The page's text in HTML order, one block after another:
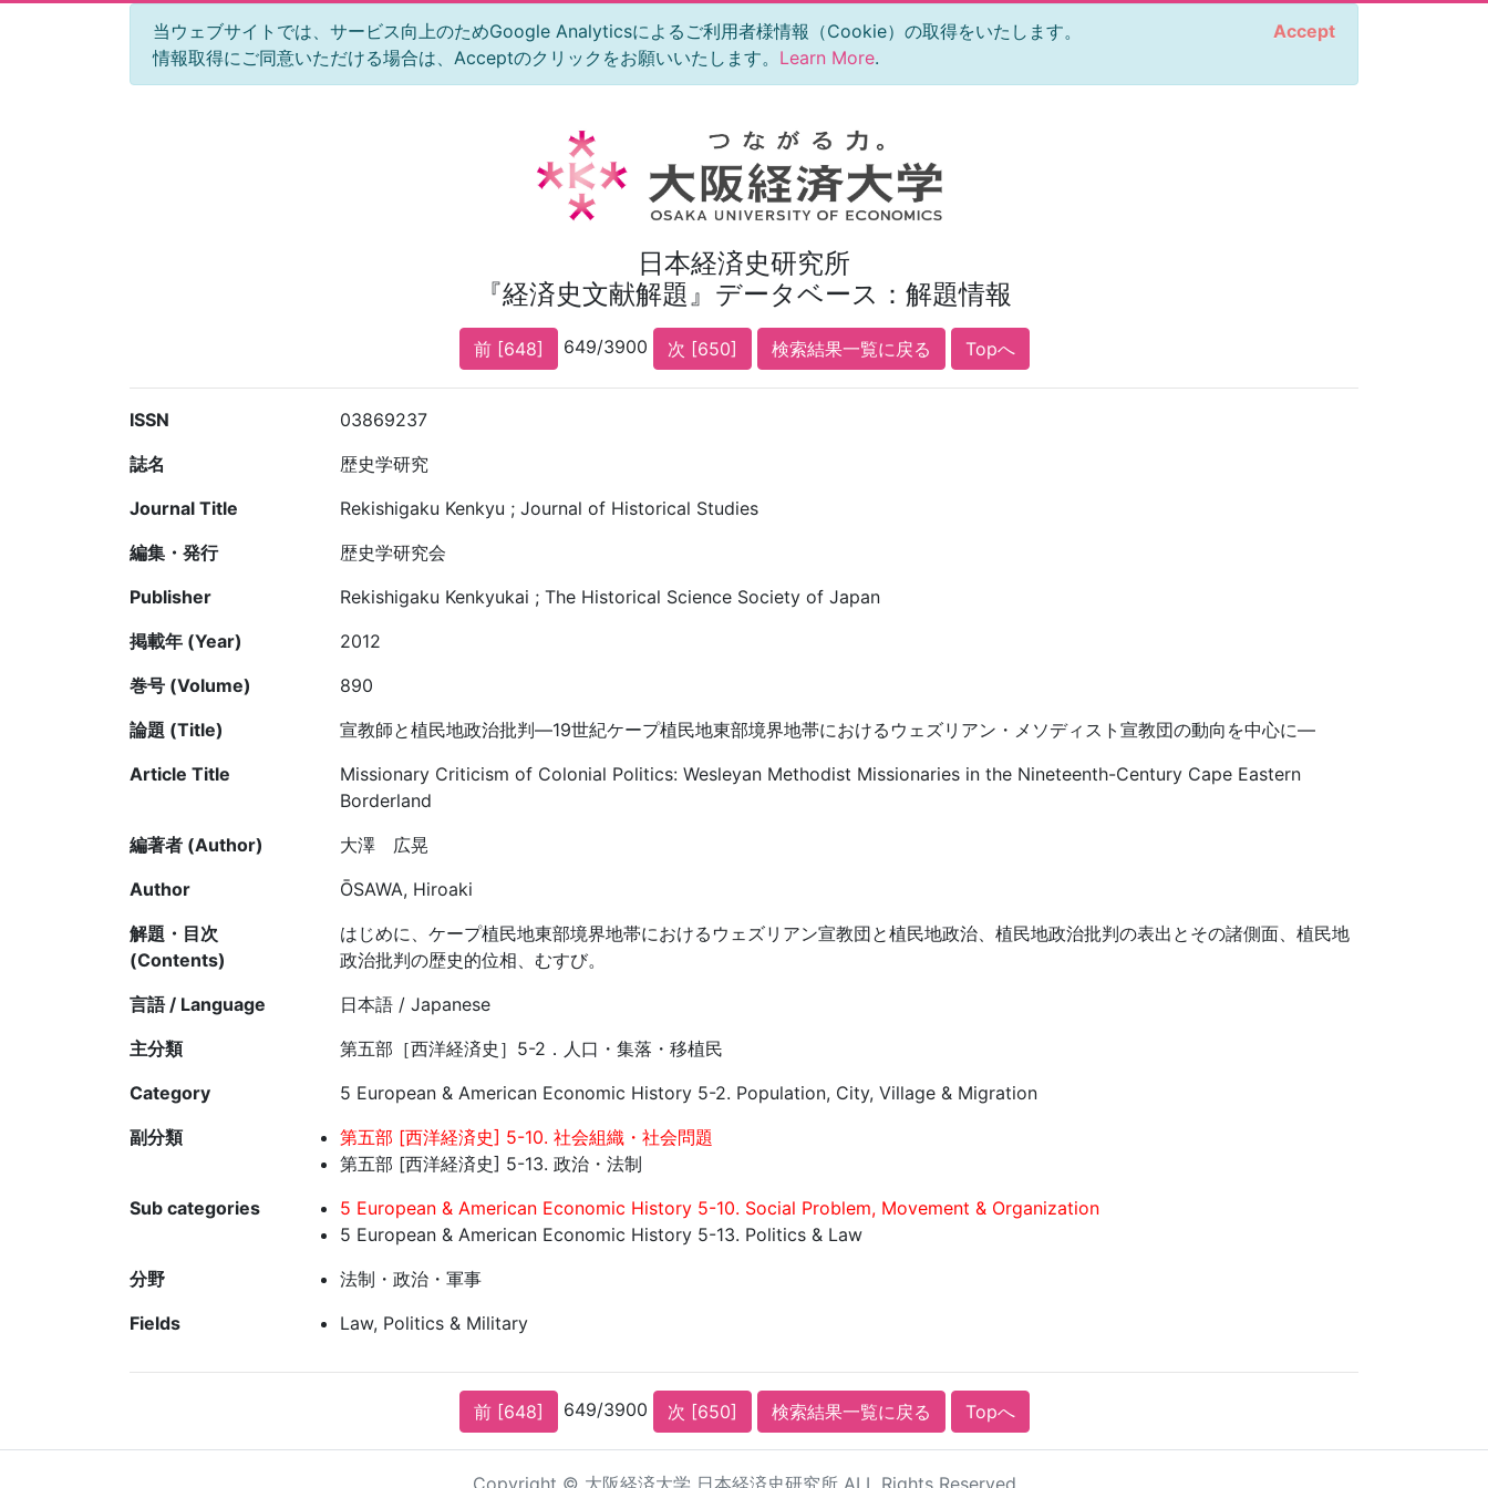
当ウェブサイトでは、サービス向上のためGoogle Analyticsによるご利用者様情報（Cookie）の取得をいたします。
情報取得にご同意いただける場合は、Acceptのクリックをお願いいたします。 Learn More.
Accept
日本経済史研究所
『経済史文献解題』データベース：解題情報
前 [648] 649/3900 次 [650] 検索結果一覧に戻る Topへ
ISSN
03869237
誌名
歴史学研究
Journal Title
Rekishigaku Kenkyu ; Journal of Historical Studies
編集・発行
歴史学研究会
Publisher
Rekishigaku Kenkyukai ; The Historical Science Society of Japan
掲載年 (Year)
2012
巻号 (Volume)
890
論題 (Title)
宣教師と植民地政治批判―19世紀ケープ植民地東部境界地帯におけるウェズリアン・メソディスト宣教団の動向を中心に―
Article Title
Missionary Criticism of Colonial Politics: Wesleyan Methodist Missionaries in the Nineteenth-Century Cape Eastern
Borderland
編著者 (Author)
大澤 広晃
Author
ŌSAWA, Hiroaki
解題・目次
(Contents)
はじめに、ケープ植民地東部境界地帯におけるウェズリアン宣教団と植民地政治、植民地政治批判の表出とその諸側面、植民地
政治批判の歴史的位相、むすび。
言語 / Language
日本語 / Japanese
主分類
第五部［西洋経済史］5-2．人口・集落・移植民
Category
5 European & American Economic History 5-2. Population, City, Village & Migration
副分類
第五部 [西洋経済史] 5-10. 社会組織・社会問題
第五部 [西洋経済史] 5-13. 政治・法制
Sub categories
5 European & American Economic History 5-10. Social Problem, Movement & Organization
5 European & American Economic History 5-13. Politics & Law
分野
法制・政治・軍事
Fields
Law, Politics & Military
前 [648] 649/3900 次 [650] 検索結果一覧に戻る Topへ